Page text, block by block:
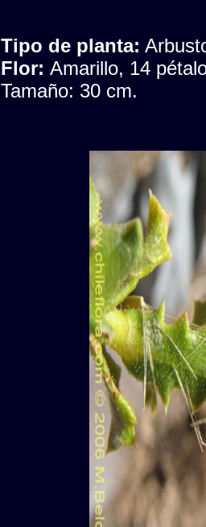
Tipo de planta:
Flor: Amarillo, 14
Tamaño: 30 cm.